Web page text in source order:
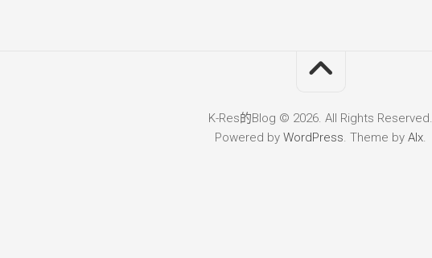
K-Res的Blog © 2026. All Rights Reserved.
Powered byWordPress. Theme byAlx.